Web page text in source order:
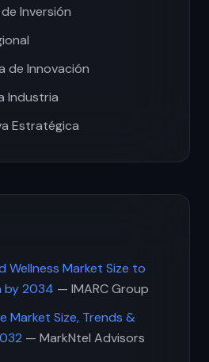
de Inversión
de Innovación
Industria
Estratégica
Wellness Market Size to
by 2034 — IMARC Group
Market Size, Trends &
— MarkNtel Advisors